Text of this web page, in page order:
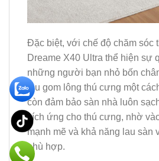
Đặc biệt, với chế độ chăm sóc
Dreame X40 Ultra thể hiện sự
những người bạn nhỏ bốn
thu gom lông thú cưng một
còn đảm bảo sàn nhà luôn
kích ứng cho thú cưng, nhờ
mạnh mẽ và khả năng lau
phù hợp.